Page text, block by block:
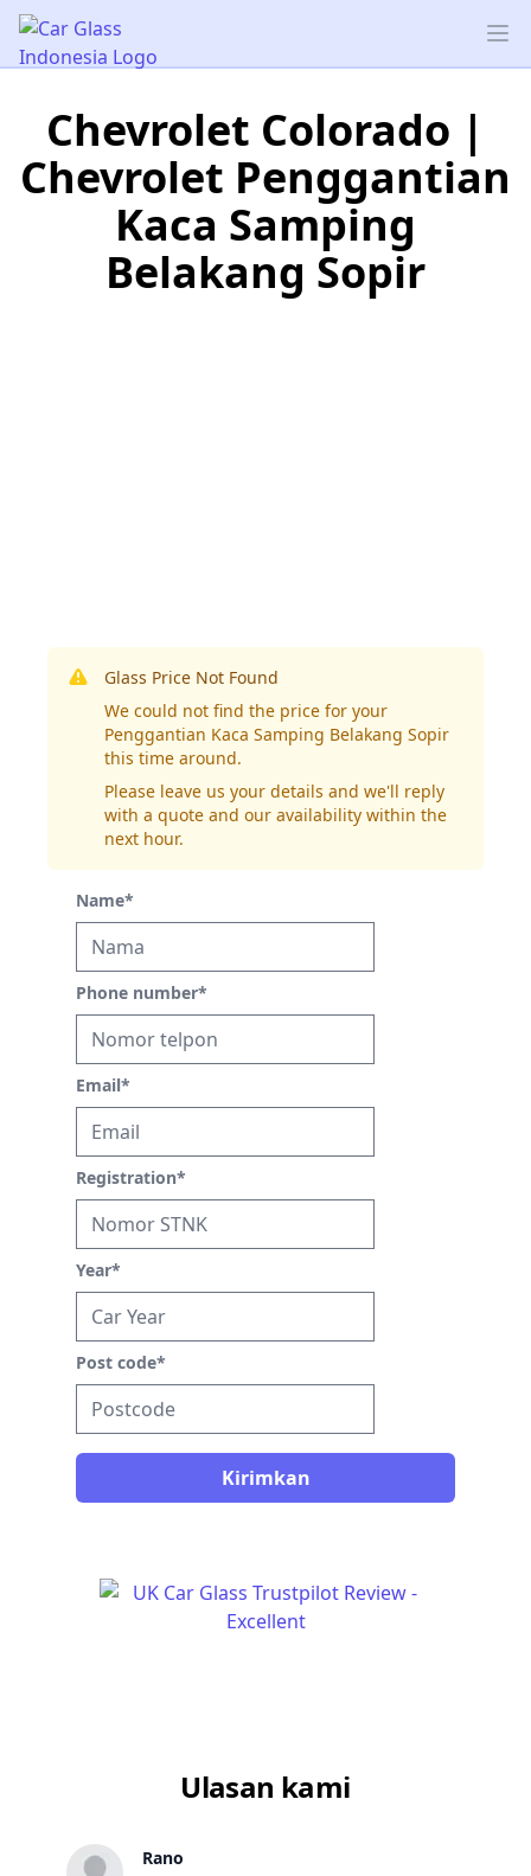
Car Glass Indonesia
Chevrolet Colorado |
Chevrolet Penggantian
Kaca Samping
Belakang Sopir
Glass Price Not Found
We could not find the price for your
Penggantian Kaca Samping Belakang Sopir
this time around.
Please leave us your details and we'll reply
with a quote and our availability within the
next hour.
Name*
Phone number*
Email*
Registration*
Year*
Post code*
Kirimkan
Ulasan kami
Rano